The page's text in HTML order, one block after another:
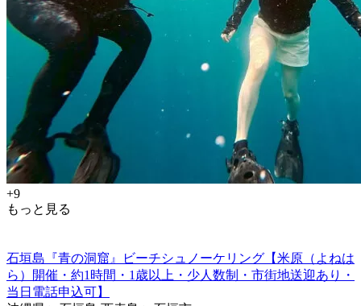
+9
もっと見る
石垣島『青の洞窟』ビーチシュノーケリング【米原（よねは
ら）開催・約1時間・1歳以上・少人数制・市街地送迎あり・
当日電話申込可】